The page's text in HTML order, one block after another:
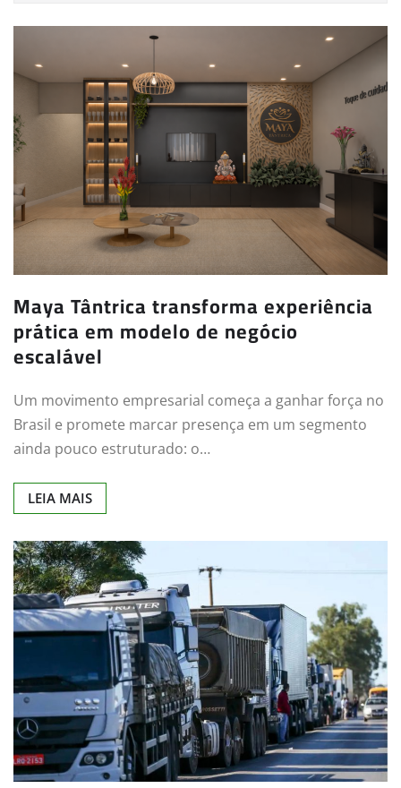
Maya Tântrica transforma experiência
prática em modelo de negócio
escalável
Um movimento empresarial começa a ganhar força no
Brasil e promete marcar presença em um segmento
ainda pouco estruturado: o…
LEIA MAIS